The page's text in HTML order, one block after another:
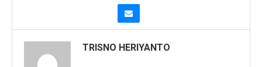
TRISNO HERIYANTO